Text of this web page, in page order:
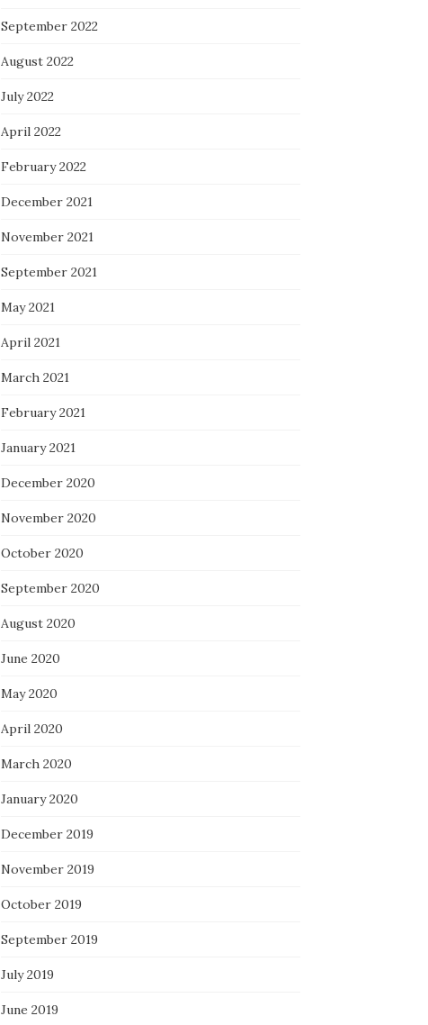
September 2022
August 2022
July 2022
April 2022
February 2022
December 2021
November 2021
September 2021
May 2021
April 2021
March 2021
February 2021
January 2021
December 2020
November 2020
October 2020
September 2020
August 2020
June 2020
May 2020
April 2020
March 2020
January 2020
December 2019
November 2019
October 2019
September 2019
July 2019
June 2019